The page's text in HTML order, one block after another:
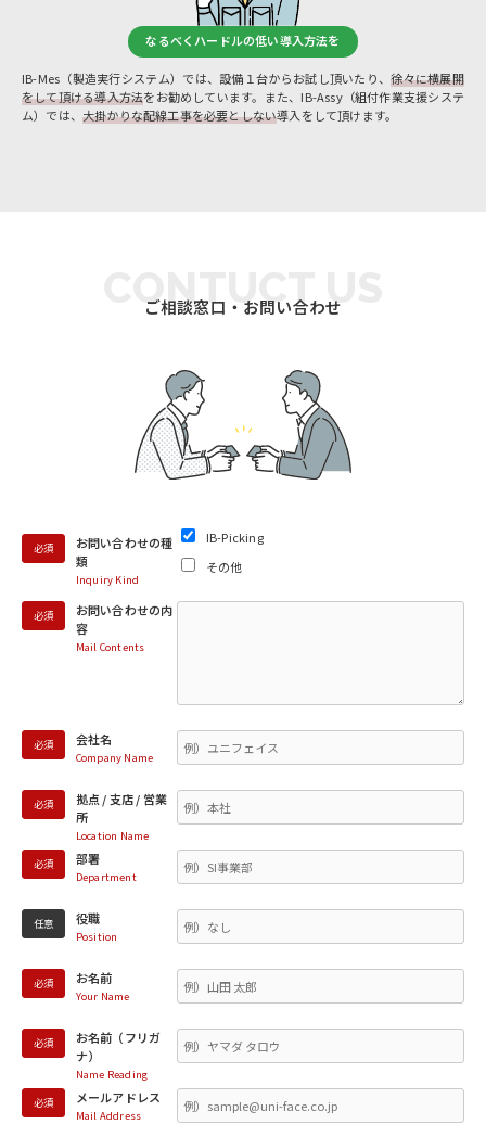
なるべくハードルの低い導入方法を
IB-Mes（製造実行システム）では、設備１台からお試し頂いたり、徐々に横展開
をして頂ける導入方法をお勧めしています。また、IB-Assy（組付作業支援システ
ム）では、 大掛かりな配線工事を必要としない導入をして頂けます。
CONTUCT US
ご相談窓口・お問い合わせ
必須
お問い合わせの種
類
Inquiry Kind
IB-Picking
その他
必須
お問い合わせの内
容
Mail Contents
必須 会社名
Company Name
必須
拠点 / 支店 / 営業
所
Location Name
必須
部署
Department
任意 役職
Position
必須 お名前
Your Name
必須
お名前（フリガ
ナ）
Name Reading
必須
メールアドレス
Mail Address